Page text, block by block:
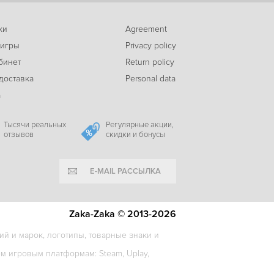
-42%
Scribblenauts Unlimited
239c
THE GOOD OLD DAYS
549
-37%
Agreement
Privacy policy
Return policy
Personal data
Тысячи реальных
отзывов
Регулярные акции,
скидки и бонусы
E-MAIL РАССЫЛКА
и марок, логотипы, товарные знаки и
игровым платформам: Steam, Uplay,
Zaka-Zaka © 2013-2026